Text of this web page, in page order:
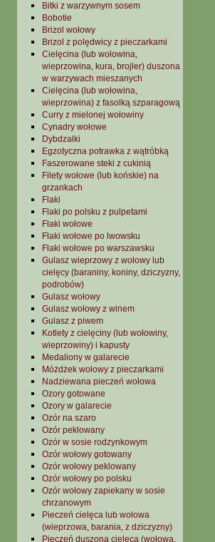
Bitki z warzywnym sosem
Bobotie
Brizol wołowy
Brizol z polędwicy z pieczarkami
Cielęcina (lub wołowina,
wieprzowina, kura, brojler) duszona
w warzywach mieszanych
Cielęcina (lub wołowina,
wieprzowina) z fasolką szparagową
Curry z mielonej wołowiny
Cynadry wołowe
Dybdzalki
Egzotyczna potrawka z wątróbką
Faszerowane steki z cukinią
Filety wołowe (lub końskie) na
grzankach
Flaki
Flaki po polsku z pulpetami
Flaki wołowe
Flaki wołowe po lwowsku
Flaki wołowe po warszawsku
Gulasz wieprzowy z wołowy lub
cielęcy (baraniny, koniny, dziczyzny,
podrobów)
Gulasz wołowy
Gulasz wołowy z winem
Gulasz z piwem
Kotlety z cielęciny (lub wołowiny,
wieprzowiny) i kapusty
Medaliony w galarecie
Móżdżek wołowy z pieczarkami
Nadziewana pieczeń wołowa
Ozory gotowane
Ozory w galarecie
Ozór na szaro
Ozór peklowany
Ozór w sosie rodzynkowym
Ozór wołowy gotowany
Ozór wołowy peklowany
Ozór wołowy po polsku
Ozór wołowy zapiekany w sosie
chrzanowym
Pieczeń cielęca lub wołowa
(wieprzowa, barania, z dziczyzny)
Pieczeń duszona cielęca (wołowa,